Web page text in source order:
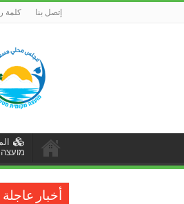
إتصل بنا كلمة
أخبار عاجلة